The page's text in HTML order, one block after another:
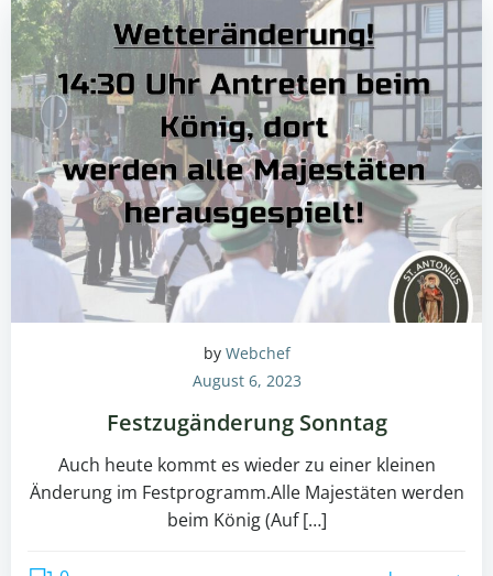
by Webchef
August 6, 2023
Festzugänderung Sonntag
Auch heute kommt es wieder zu einer kleinen
Änderung im Festprogramm.Alle Majestäten werden
beim König (Auf […]